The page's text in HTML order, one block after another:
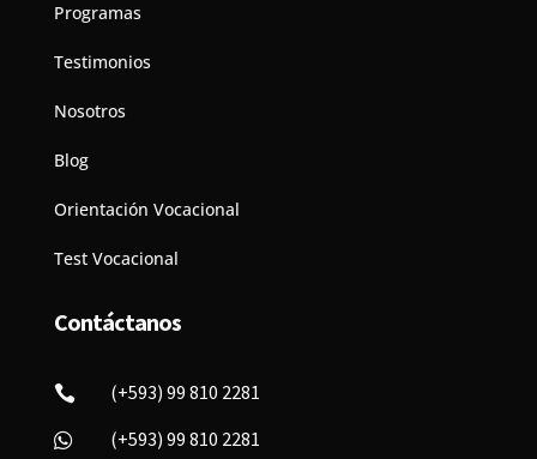
Programas
Testimonios
Nosotros
Blog
Orientación Vocacional
Test Vocacional
Contáctanos
 (+593) 99 810 2281
 (+593) 99 810 2281